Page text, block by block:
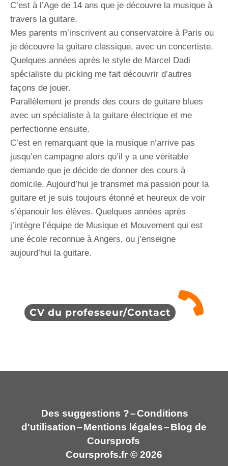
C’est à l’Age de 14 ans que je découvre la musique à
travers la guitare.
Mes parents m’inscrivent au conservatoire à Paris ou
je découvre la guitare classique, avec un concertiste.
Quelques années après le style de Marcel Dadi
spécialiste du picking me fait découvrir d’autres
façons de jouer.
Parallèlement je prends des cours de guitare blues
avec un spécialiste à la guitare électrique et me
perfectionne ensuite.
C’est en remarquant que la musique n’arrive pas
jusqu’en campagne alors qu’il y a une véritable
demande que je décide de donner des cours à
domicile. Aujourd’hui je transmet ma passion pour la
guitare et je suis toujours étonné et heureux de voir
s’épanouir les élèves. Quelques années après
j’intègre l’équipe de Musique et Mouvement qui est
une école reconnue à Angers, ou j’enseigne
aujourd’hui la guitare.
CV du professeur/Contact
Des suggestions ?–Conditions
d'utilisation–Mentions légales–Blog de
Coursprofs
Coursprofs.fr © 2026